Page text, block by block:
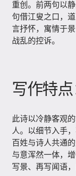
重创。前两句以
句借江叟之口，
言抒怀，寓情于
战乱的控诉。
写作特点
此诗以冷静客观
人。以细节入手
百姓与诗人共通
与意浑然一体，
写景、再写闻语